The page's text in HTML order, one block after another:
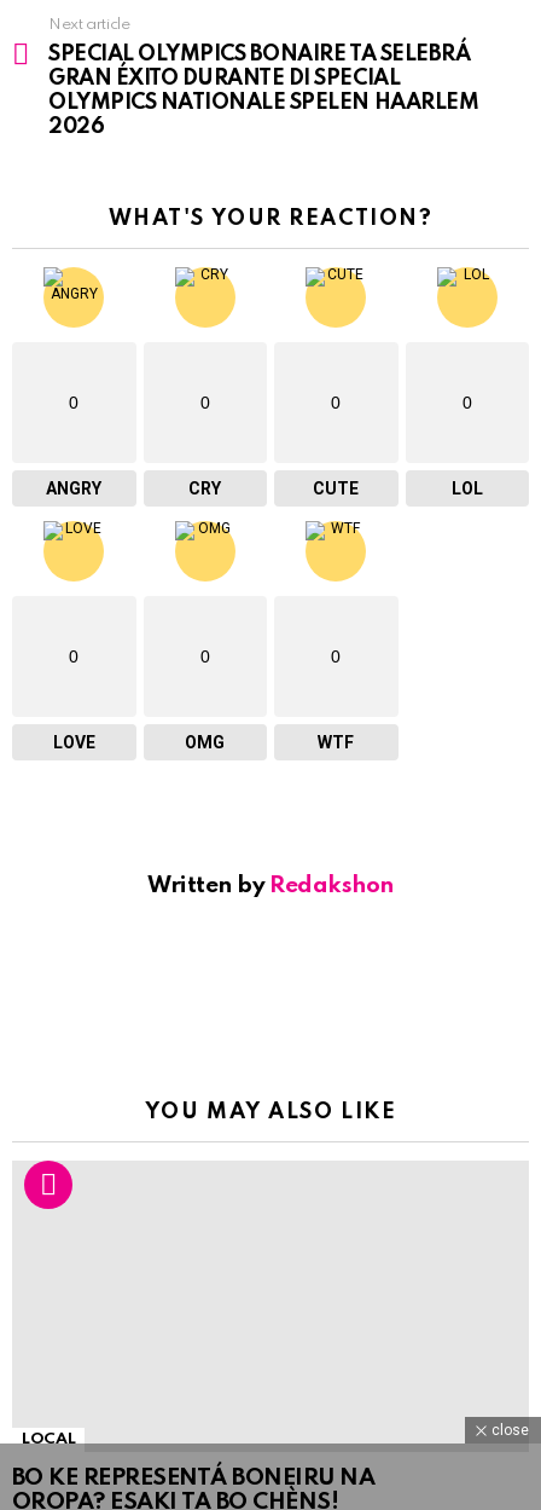
Next article
SPECIAL OLYMPICS BONAIRE TA SELEBRÁ
GRAN ÉXITO DURANTE DI SPECIAL
OLYMPICS NATIONALE SPELEN HAARLEM
2026
WHAT'S YOUR REACTION?
0
ANGRY
0
CRY
0
CUTE
0
LOL
0
LOVE
0
OMG
0
WTF
Written by Redakshon
YOU MAY ALSO LIKE
LOCAL
BO KE REPRESENTÁ BONEIRU NA
OROPA? ESAKI TA BO CHÈNS!
close